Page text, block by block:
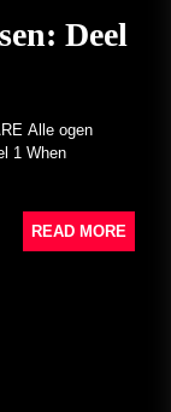
Deel
Alle ogen
1 When
READ MORE